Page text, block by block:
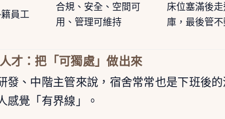
員工
合規、安全、空間可
用、管理可維持
床位塞滿後
庫，最後管不
才：把「可獨處」做出來
發、中階主管來說，宿舍常常也是下班後
感覺「有界線」。